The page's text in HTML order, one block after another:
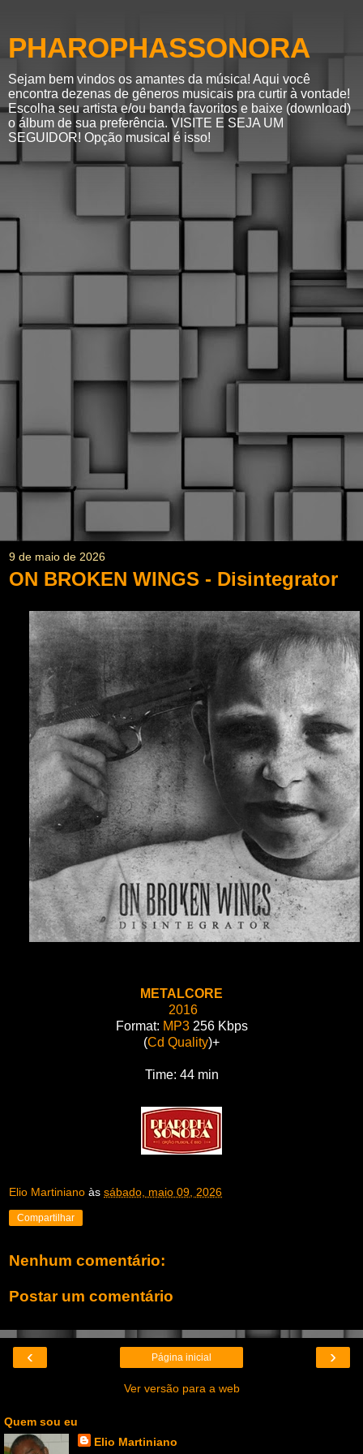
PHAROPHASSONORA
Sejam bem vindos os amantes da música! Aqui você
encontra dezenas de gêneros musicais pra curtir à vontade!
Escolha seu artista e/ou banda favoritos e baixe (download)
o álbum de sua preferência. VISITE E SEJA UM
SEGUIDOR! Opção musical é isso!
9 de maio de 2026
ON BROKEN WINGS - Disintegrator
METALCORE
2016
Format: MP3256 Kbps
(Cd Quality)+
Time: 44 min
Elio Martiniano às sábado, maio 09, 2026
Compartilhar
Nenhum comentário:
Postar um comentário
‹ ›
Página inicial
Ver versão para a web
Quem sou eu
Elio Martiniano